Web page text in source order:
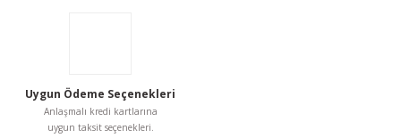
Uygun Ödeme Seçenekleri
Anlaşmalı kredi kartlarına
uygun taksit seçenekleri.